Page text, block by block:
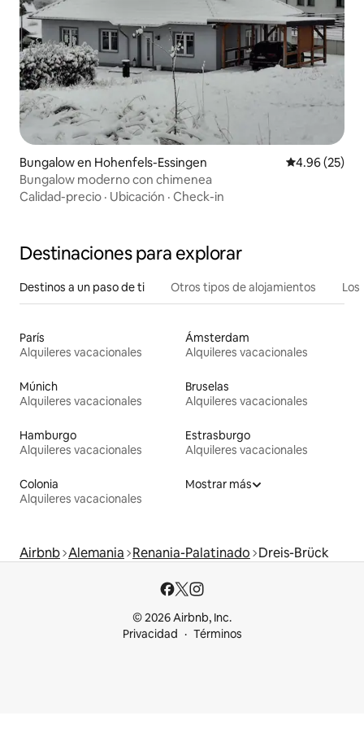
Bungalow en Hohenfels-Essingen Calificación
4.96 (25)
Bungalow moderno con chimenea
Calidad-precio · Ubicación · Check-in
Destinaciones para explorar
Destinos a un paso de ti Otros tipos de alojamientos
París
Alquileres vacacionales
Ámsterdam
Alquileres vacacionales
Múnich
Alquileres vacacionales
Bruselas
Alquileres vacacionales
Hamburgo
Alquileres vacacionales
Estrasburgo
Alquileres vacacionales
Colonia
Alquileres vacacionales
Mostrar más
Airbnb Alemania Renania-Palatinado Dreis-Brück
© 2026 Airbnb, Inc.
Privacidad
Términos